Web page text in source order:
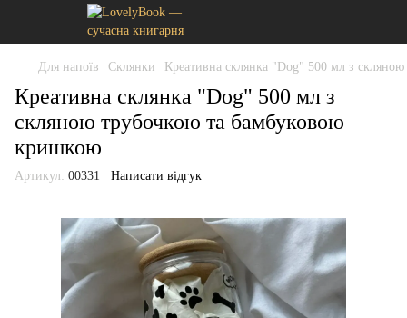
Для напоїв Склянки Креативна склянка "Dog" 500 мл з
Креативна склянка "Dog" 500 мл з
скляною трубочкою та бамбуковою
кришкою
Артикул: 00331 Написати відгук